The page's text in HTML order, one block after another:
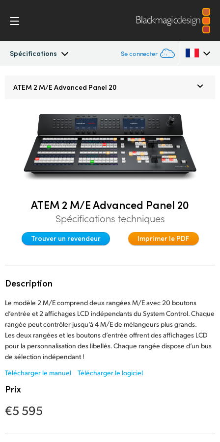
Spécifications Se connecter
Fonctionnalités
Contrôle logiciel
Camera Control
Spécifications
Austria
Brazil
Canada
Denmark
India
Italy
Japan
Korea
ATEM 2 M/E Advanced Panel 20
ATEM 2 M/E Advanced Panel 20
Spécifications techniques
Trouver un revendeur Imprimer le PDF
Description
Le modèle 2 M/E comprend deux rangées M/E avec 20 boutons
d’entrée et 2 affichages LCD indépendants du System Control. Chaque
rangée peut contrôler jusqu’à 4 M/E de mélangeurs plus grands.
Les deux rangées et les boutons d’entrée offrent des affichages LCD
pour la personnalisation des libellés. Chaque rangée dispose d’un bus
de sélection indépendant !
Télécharger le manuel
Télécharger le logiciel
Prix
€5 595